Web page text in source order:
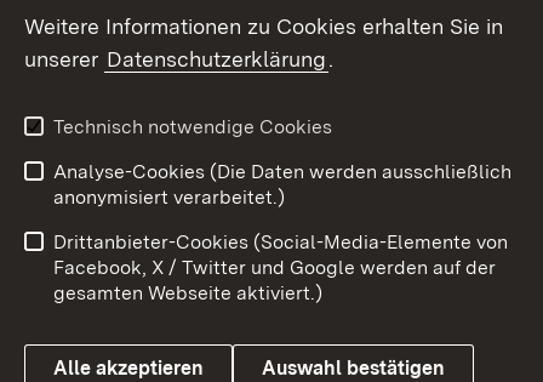
Social Wall
X / Twitter
Youtube
Benutzungshinweise
Barrierefreiheit
Datenschutz
Cookies
Weitere Informationen zu Cookies erhalten Sie in
unserer Datenschutzerklärung.
Technisch notwendige Cookies
Analyse-Cookies (Die Daten werden ausschließlich
anonymisiert verarbeitet.)
Drittanbieter-Cookies (Social-Media-Elemente von
Facebook, X / Twitter und Google werden auf der
gesamten Webseite aktiviert.)
Alle akzeptieren Auswahl bestätigen